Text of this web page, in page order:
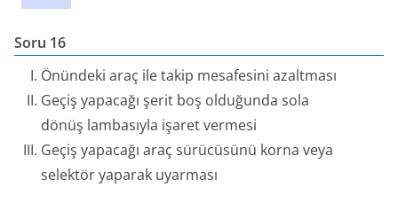
Soru 16
Önündeki araç ile takip mesafesini azaltması
Geçiş yapacağı şerit boş olduğunda sola
dönüş lambasıyla işaret vermesi
Geçiş yapacağı araç sürücüsünü korna veya
selektör yaparak uyarması